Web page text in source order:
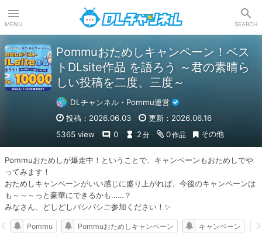
MENU SEARCH
Pommuおためしキャンペーン！ベス
トDLsite作品 を語ろう ～君の素晴ら
しい投稿を二度、三度～
DLチャンネル・Pommu運営
投稿：2026.06.03
更新：2026.06.16
5365 view
0 2 分 0作品 その他
Pommuおためしが爆走中！ということで、キャンペーンもおためしでや
ってみます！
おためしキャンペーンがいい感じに盛り上がれば、今後のキャンペーンは
も～～～っと豪華にできるかも……？
みなさん、どしどしバシバシご参加ください！✨
Pommu Pommuおためしキャンペーン キャンペーン